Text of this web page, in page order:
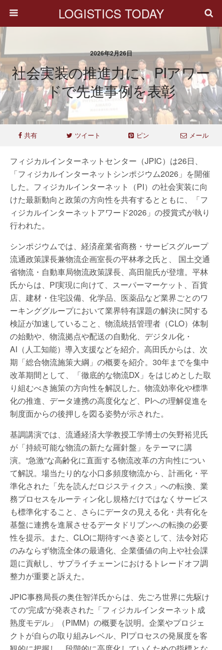
LOGISTICS TODAY
2026年2月26日
社会実装の推進力に、PIアワー
ドで先進事例を表彰
共有 ツイート ピン メール
フィジカルインターネットセンター（JPIC）は26日、
「フィジカルインターネットシンポジウム2026」を開催
した。フィジカルインターネット（PI）の社会実装に向
けた最新動向と政策の方向性を共有するとともに、「フ
ィジカルインターネットアワード2026」の授賞式が執り
行われた。
シンポジウムでは、経済産業省商務・サービスグループ
流通政策課長兼物流企画室長の平林孝之氏と、 国土交通
省物流・自動車局物流政策課長、高田龍氏が登壇。平林
氏からは、PI実現に向けて、スーパーマーケット、百貨
店、建材・住宅設備、化学品、医薬品など業界ごとのワ
ーキンググループにおいて業界特有課題の解決に関する
検証が加速していること、物流統括管理者（CLO）体制
の始動や、物流拠点や配送の自動化、デジタル化・
AI（人工知能）導入支援などを紹介。高田氏からは、次
期「総合物流施策大綱」の概要を紹介。30年までを集中
改革期間として、「徹底的な物流DX」をはじめとした取
り組むべき施策の方向性を解説した。物流効率化や標準
化の推進、データ連携の高度化など、PIへの理解促進を
制度面からの後押しを図る姿勢が示された。
基調講演では、流通経済大学教授工学博士の矢野裕児氏
が「持続可能な物流の新たな羅針盤」をテーマに講
演。“急激”な高齢化に直面する物流改革の方向性につい
て解説。場当たり的な小口多頻度物流から、計画化・平
準化された「先を読んだロジスティクス」への転換、業
務プロセスをルーティン化し規格だけではなくサービス
も標準化すること、さらにデータの見える化・共有化を
基盤に連携を進展させるデータドリブンへの転換の必要
性を提示。また、CLOに期待すべき姿として、法令対応
のみならず物流全体の最適化、企業価値の向上や社会課
題に貢献し、サプライチェーンにおけるトレードオフ調
整力が重要と訴えた。
JPIC事務局長の奥住智洋氏からは、先ごろ世界に先駆け
ての“完成”が発表された「フィジカルインターネット成
熟度モデル」（PIMM）の概要を説明。企業やプロジェ
クトが自らの取り組みレベル、PIプロセスの発展度を客